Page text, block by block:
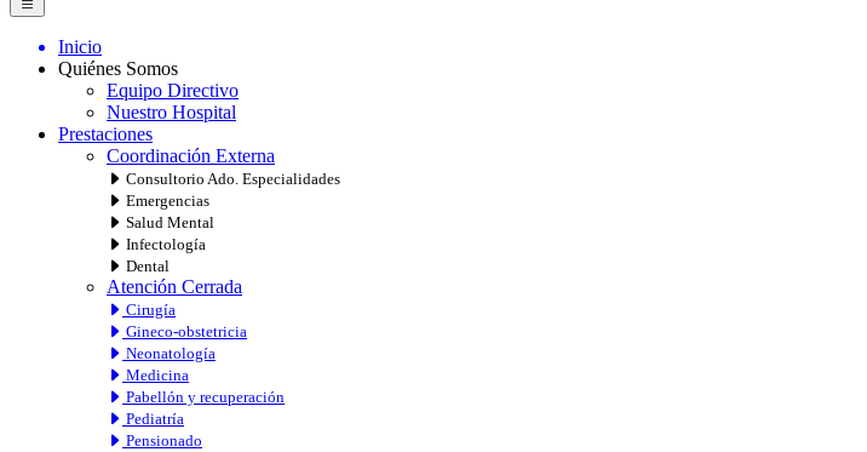
Inicio
Quiénes Somos
Equipo Directivo
Nuestro Hospital
Prestaciones
Coordinación Externa
Consultorio Ado. Especialidades
Emergencias
Salud Mental
Infectología
Dental
Atención Cerrada
Cirugía
Gineco-obstetricia
Neonatología
Medicina
Pabellón y recuperación
Pediatría
Pensionado